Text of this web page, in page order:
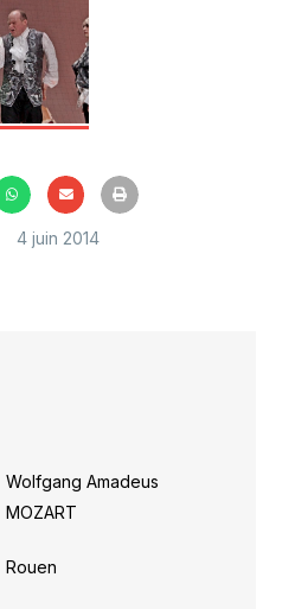
4 juin 2014
Wolfgang Amadeus
MOZART
Rouen